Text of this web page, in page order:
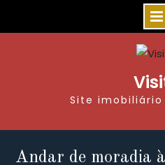
Site
Andar de moradia